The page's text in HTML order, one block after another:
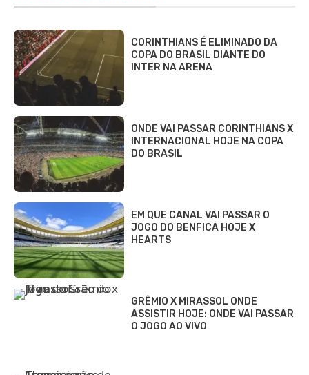
CORINTHIANS É ELIMINADO DA
COPA DO BRASIL DIANTE DO
INTER NA ARENA
ONDE VAI PASSAR CORINTHIANS X
INTERNACIONAL HOJE NA COPA
DO BRASIL
EM QUE CANAL VAI PASSAR O
JOGO DO BENFICA HOJE X
HEARTS
GRÊMIO X MIRASSOL ONDE
ASSISTIR HOJE: ONDE VAI PASSAR
O JOGO AO VIVO